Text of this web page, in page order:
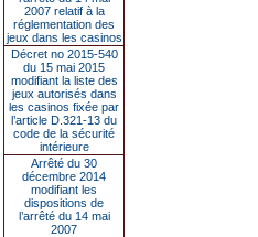
2007 relatif à la
réglementation des
jeux dans les casinos
Décret no 2015-540
du 15 mai 2015
modifiant la liste des
jeux autorisés dans
les casinos fixée par
l’article D.321-13 du
code de la sécurité
intérieure
Arrêté du 30
décembre 2014
modifiant les
dispositions de
l’arrêté du 14 mai
2007